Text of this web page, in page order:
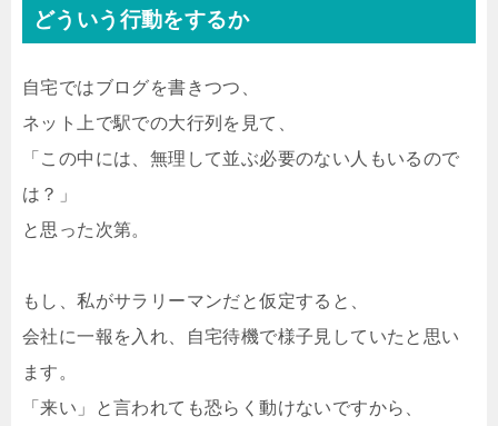
どういう行動をするか
自宅ではブログを書きつつ、
ネット上で駅での大行列を見て、
「この中には、無理して並ぶ必要のない人もいるので
は？」
と思った次第。
もし、私がサラリーマンだと仮定すると、
会社に一報を入れ、自宅待機で様子見していたと思い
ます。
「来い」と言われても恐らく動けないですから、